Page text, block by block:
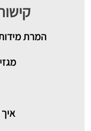
המרת